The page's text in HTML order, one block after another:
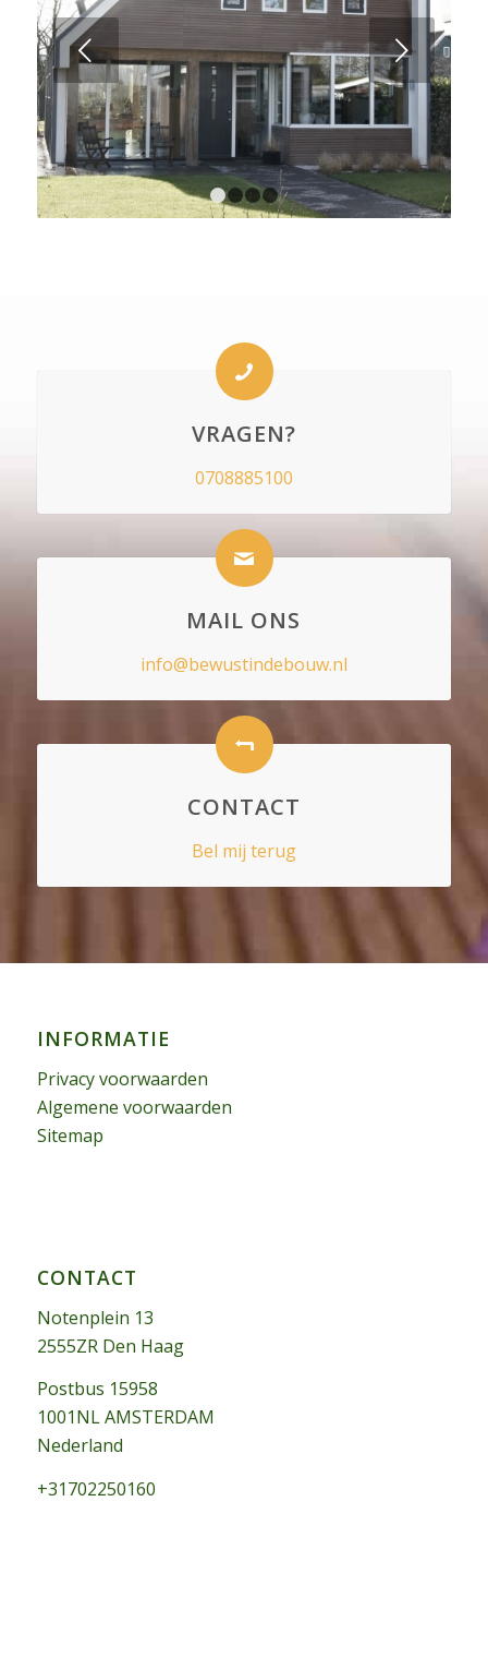
Next
1 2 3 4
VRAGEN?
0708885100
MAIL ONS
info@bewustindebouw.nl
CONTACT
Bel mij terug
INFORMATIE
Privacy voorwaarden
Algemene voorwaarden
Sitemap
CONTACT
Notenplein 13
2555ZR Den Haag
Postbus 15958
1001NL AMSTERDAM
Nederland
+31702250160